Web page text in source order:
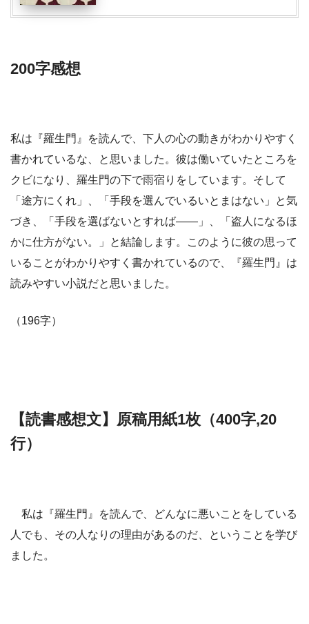
200字感想
私は『羅生門』を読んで、下人の心の動きがわかりやすく
書かれているな、と思いました。彼は働いていたところを
クビになり、羅生門の下で雨宿りをしています。そして
「途方にくれ」、「手段を選んでいるいとまはない」と気
づき、「手段を選ばないとすれば――」、「盗人になるほ
かに仕方がない。」と結論します。このように彼の思って
いることがわかりやすく書かれているので、『羅生門』は
読みやすい小説だと思いました。
（196字）
【読書感想文】原稿用紙1枚（400字,20
行）
私は『羅生門』を読んで、どんなに悪いことをしている
人でも、その人なりの理由があるのだ、ということを学び
ました。